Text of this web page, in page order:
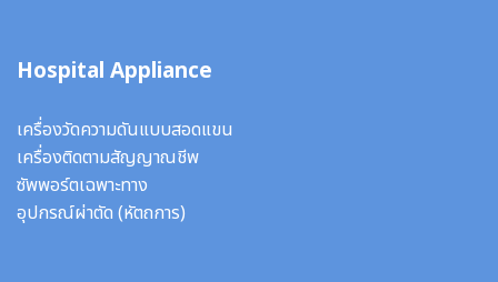
Hospital Appliance
เครื่องวัดความดันแบบสอดแขน
เครื่องติดตามสัญญาณชีพ
ซัพพอร์ตเฉพาะทาง
อุปกรณ์ผ่าตัด (หัตถการ)